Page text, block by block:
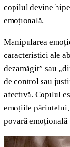
copilul devine
emoțională.
Manipularea
caracteristici ale
dezamăgit” sau
de control sau
afectivă. Copilul
emoțiile părintelui,
povară